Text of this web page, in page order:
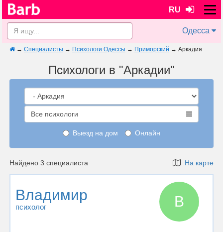
RU
Одесса
→ Специалисты → Психологи Одессы → Приморский → Аркадия
Психологи в "Аркадии"
Все психологи
Выезд на дом Онлайн
Найдено 3 специалиста На карте
Владимир
психолог В